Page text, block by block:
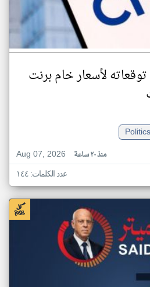
لأسعار خام برنت
Politics
Aug 07, 2026
منذ ٢٠ ساعة
عدد الكلمات: ١٤٤